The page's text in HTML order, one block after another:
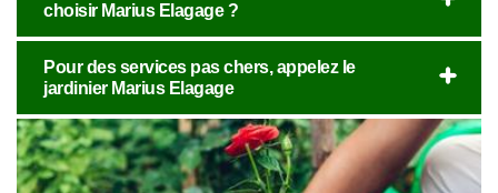
choisir Marius Elagage ?
Pour des services pas chers, appelez le
jardinier Marius Elagage